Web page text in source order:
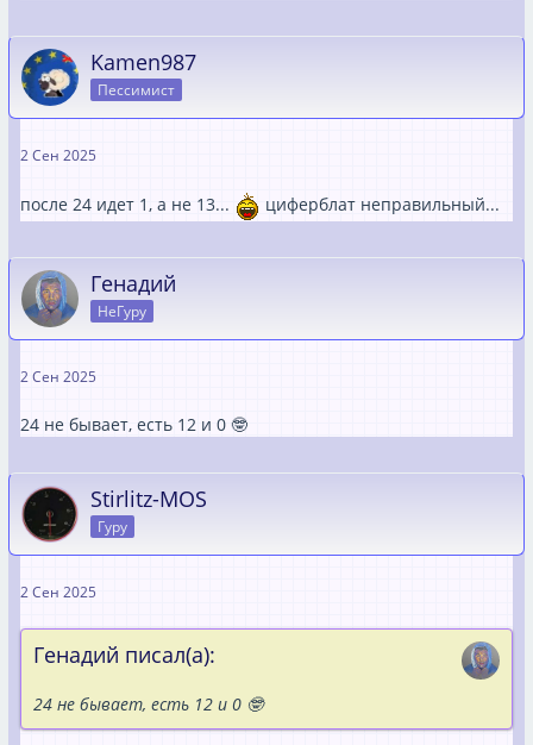
Kamen987
Пессимист
2 Сен 2025
после 24 идет 1, а не 13... циферблат неправильный...
Генадий
НеГуру
2 Сен 2025
24 не бывает, есть 12 и 0 🤓
Stirlitz-MOS
Гуру
2 Сен 2025
Генадий писал(а):
24 не бывает, есть 12 и 0 🤓